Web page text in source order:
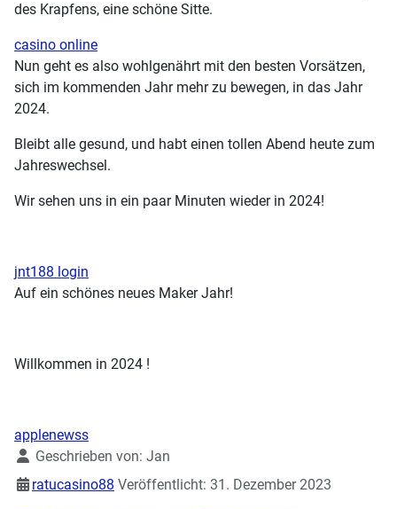
des Krapfens, eine schöne Sitte.
casino online
Nun geht es also wohlgenährt mit den besten Vorsätzen,
sich im kommenden Jahr mehr zu bewegen, in das Jahr
2024.
Bleibt alle gesund, und habt einen tollen Abend heute zum
Jahreswechsel.
Wir sehen uns in ein paar Minuten wieder in 2024!
jnt188 login
Auf ein schönes neues Maker Jahr!
Willkommen in 2024 !
applenewss
DetailsGeschrieben von: Jan
ratucasino88 Veröffentlicht: 31. Dezember 2023